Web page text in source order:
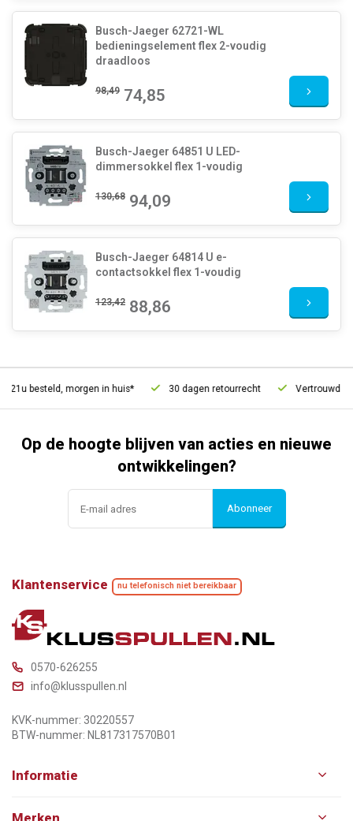
Busch-Jaeger 62721-WL
bedieningselement flex 2-voudig
draadloos
98,49 74,85
Busch-Jaeger 64851 U LED-
dimmersokkel flex 1-voudig
130,68 94,09
Busch-Jaeger 64814 U e-
contactsokkel flex 1-voudig
123,42 88,86
besteld, morgen in huis* 30 dagen retourrecht Vertrouwd
Op de hoogte blijven van acties en nieuwe
ontwikkelingen?
Abonneer
Klantenservice nu telefonisch niet bereikbaar
0570-626255
info@klusspullen.nl
KVK-nummer: 30220557
BTW-nummer: NL817317570B01
Informatie
Merken